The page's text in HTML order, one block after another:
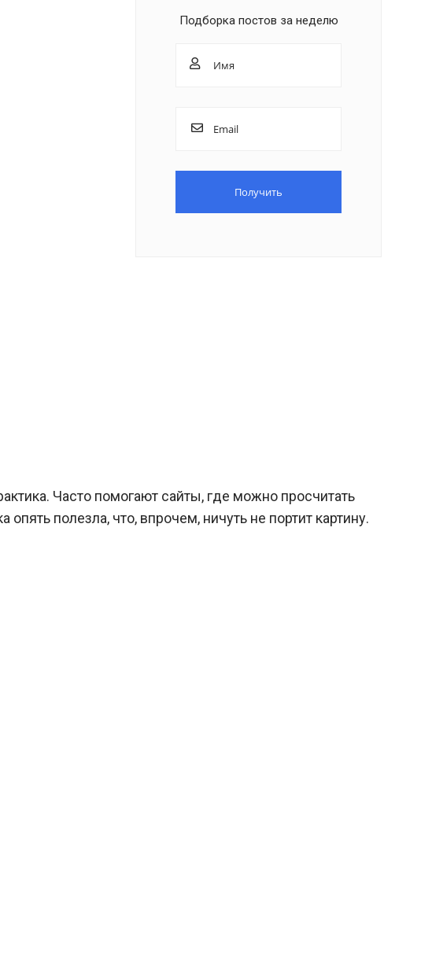
Подборка постов за неделю
Часто помогают сайты, где можно просчитать
полезла, что, впрочем, ничуть не портит картину.